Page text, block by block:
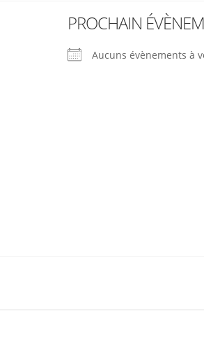
PROCHAIN
Aucuns évènements à